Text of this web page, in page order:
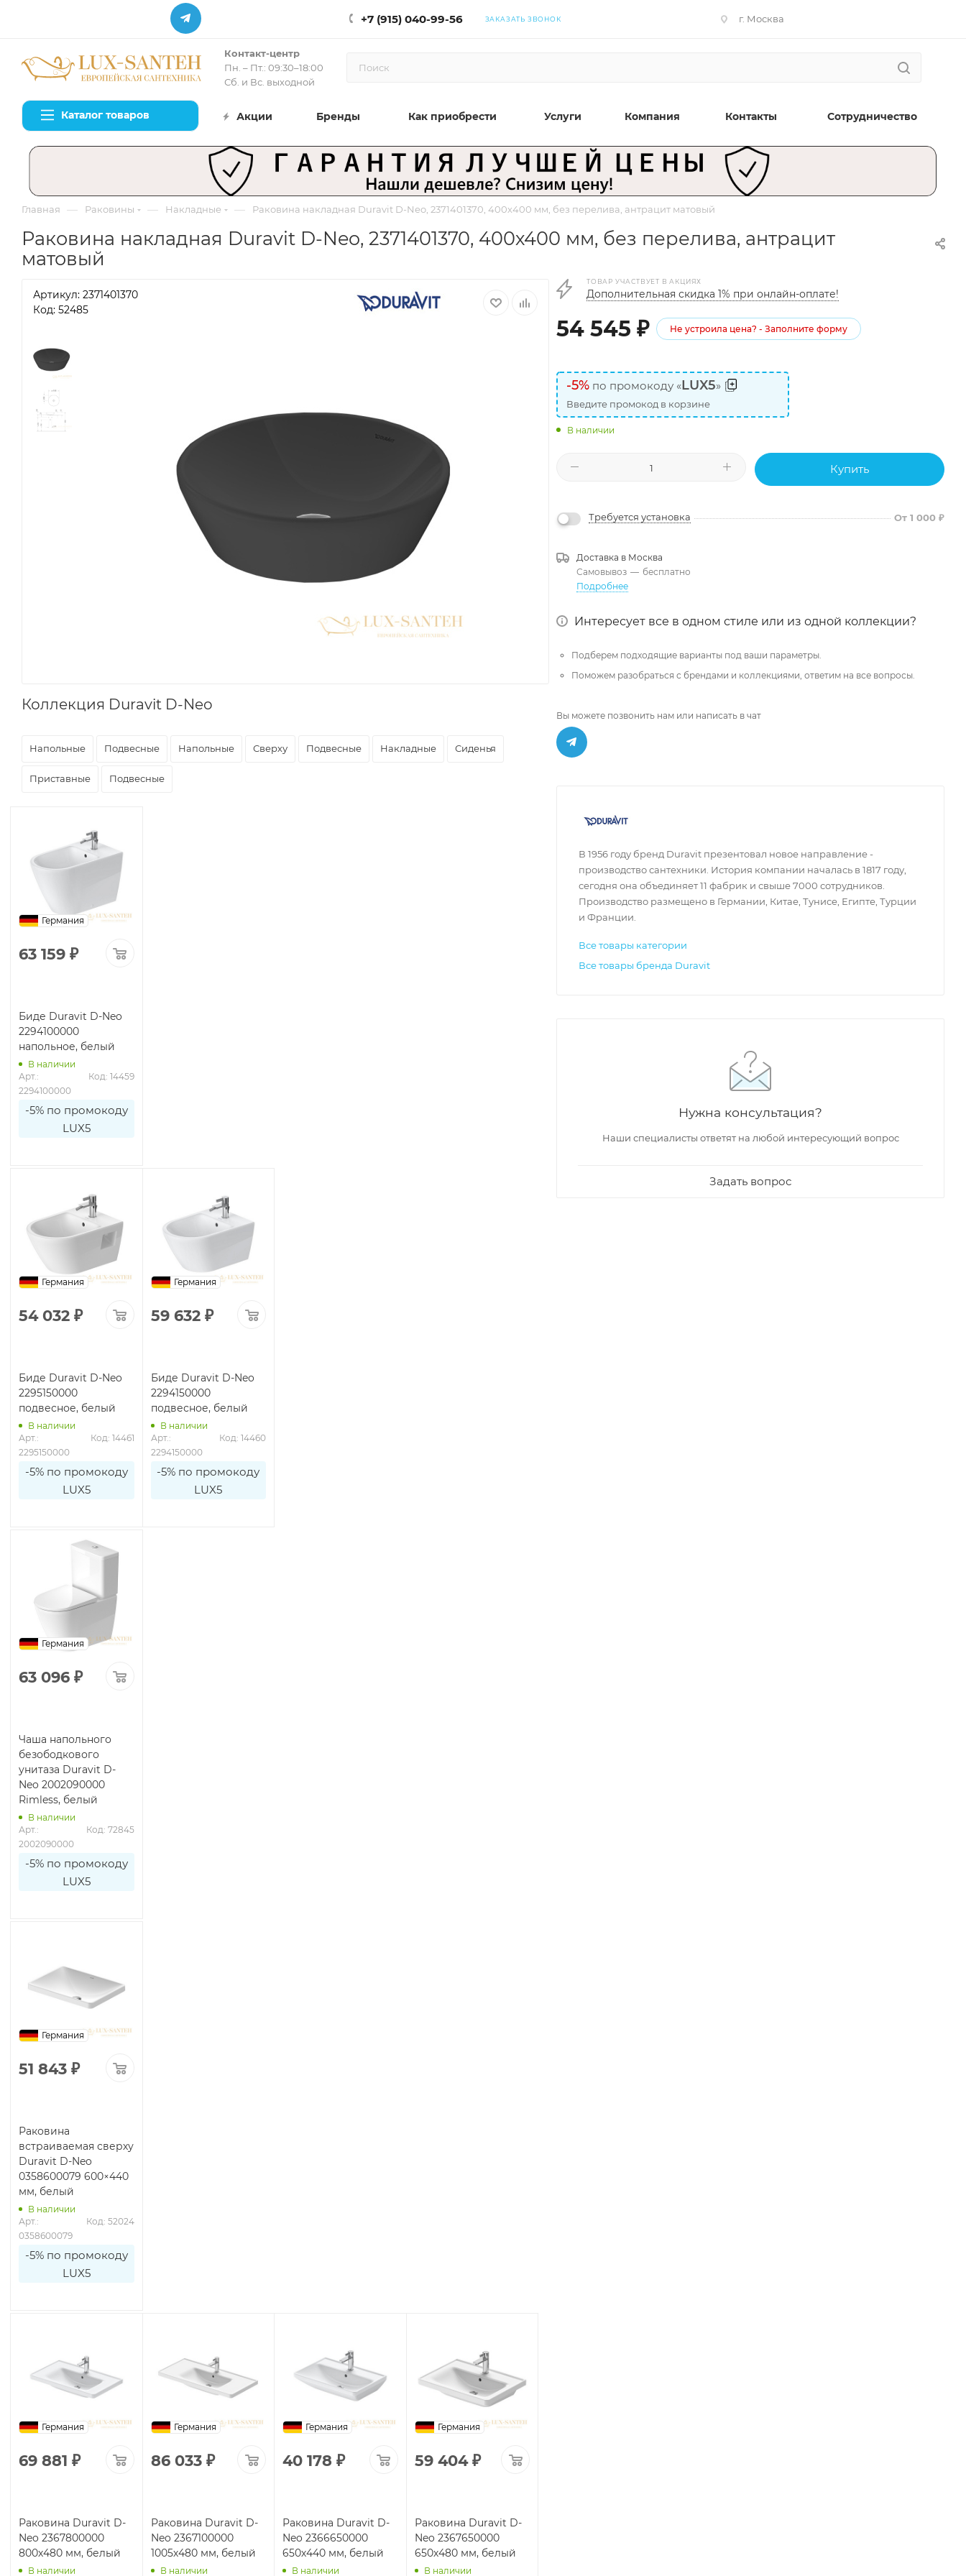
+7 (915) 040-99-56 ЗАКАЗАТЬ ЗВОНОК г. Москва
Контакт-центр
Пн. – Пт.: 09:30–18:00
Сб. и Вс. выходной
Каталог товаров Акции Бренды Как приобрести Услуги Компания Контакты Сотрудничество
Главная — Раковины — Накладные — Раковина накладная Duravit D-Neo, 2371401370, 400х400 мм, без перелива, антрацит матовый
Раковина накладная Duravit D-Neo, 2371401370, 400х400 мм, без перелива, антрацит
матовый
Артикул: 2371401370
Код: 52485
Коллекция Duravit D-Neo
Напольные Подвесные Напольные Сверху Подвесные Накладные Сиденья
Приставные Подвесные
Германия
63 159 ₽
Биде Duravit D-Neo
2294100000
напольное, белый
В наличии
Арт.:
2294100000
Код: 14459
-5% по промокоду
LUX5
Германия
54 032 ₽
Биде Duravit D-Neo
2295150000
подвесное, белый
В наличии
Арт.:
2295150000
Код: 14461
-5% по промокоду
LUX5
Германия
59 632₽
Биде Duravit D-Neo
2294150000
подвесное, белый
В наличии
Арт.:
2294150000
Код: 14460
-5% по промокоду
LUX5
Германия
63 096 ₽
Чаша напольного
безободкового
унитаза Duravit D-
Neo 2002090000
Rimless, белый
В наличии
Арт.:
2002090000
Код: 72845
-5% по промокоду
LUX5
Германия
51 843 ₽
Раковина
встраиваемая сверху
Duravit D-Neo
0358600079 600×440
мм, белый
В наличии
Арт.:
0358600079
Код: 52024
-5% по промокоду
LUX5
Германия
69 881 ₽
Раковина Duravit D-
Neo 2367800000
800х480 мм, белый
В наличии
Германия
86 033₽
Раковина Duravit D-
Neo 2367100000
1005х480 мм, белый
В наличии
Германия
40 178 ₽
Раковина Duravit D-
Neo 2366650000
650х440 мм, белый
В наличии
Германия
59 404₽
Раковина Duravit D-
Neo 2367650000
650х480 мм, белый
В наличии
ТОВАР УЧАСТВУЕТ В АКЦИЯХ
Дополнительная скидка 1% при онлайн-оплате!
54 545 ₽ Не устроила цена? - Заполните форму
-5% по промокоду «LUX5»
Введите промокод в корзине
В наличии
Купить
Требуется установка От 1 000 ₽
Доставка в Москва
Самовывоз — бесплатно
Подробнее
Интересует все в одном стиле или из одной коллекции?
Подберем подходящие варианты под ваши параметры.
Поможем разобраться с брендами и коллекциями, ответим на все вопросы.
Вы можете позвонить нам или написать в чат
В 1956 году бренд Duravit презентовал новое направление -
производство сантехники. История компании началась в 1817 году,
сегодня она объединяет 11 фабрик и свыше 7000 сотрудников.
Производство размещено в Германии, Китае, Тунисе, Египте, Турции
и Франции.
Все товары категории
Все товары бренда Duravit
Нужна консультация?
Наши специалисты ответят на любой интересующий вопрос
Задать вопрос